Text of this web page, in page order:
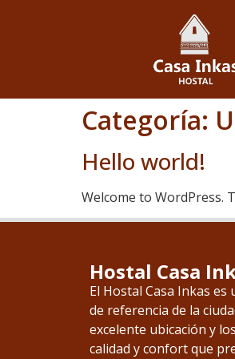
Categoría:
Hello world!
Welcome to WordPress.
Hostal Casa
El Hostal Casa Inkas
de referencia de la
excelente ubicación y
calidad y confort que